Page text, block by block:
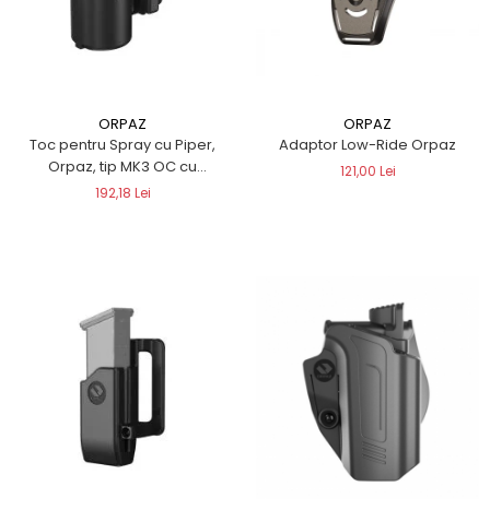
M-Series
ORPAZ
Toc pentru Spray cu Piper,
Orpaz, tip MK3 OC cu
atașament cu clemă
192,18 Lei
ORPAZ
Adaptor Low-Ride Orpaz
121,00 Lei